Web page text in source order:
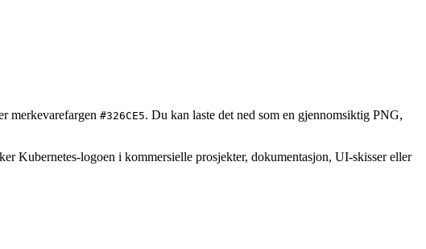
merkevarefargen #326CE5. Du kan laste det ned som en gjennomsiktig PNG,
Kubernetes-logoen i kommersielle prosjekter, dokumentasjon, UI-skisser eller